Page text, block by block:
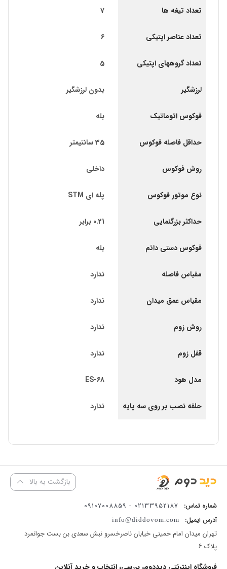
تعداد تیغه ها 7
تعداد عناصر اپتیکی 6
تعداد گروههای اپتیکی 5
لرزشگیر بدون لرزشگیر
فوکوس اتوماتیک بله
حداقل فاصله فوکوس 35 سانتیمتر
روش فوکوس داخلی
نوع موتور فوکوس پله ای STM
حداکثر بزرگنمایی 0.21 برابر
فوکوس دستی دائم بله
مقیاس فاصله ندارد
مقیاس عمق میدان ندارد
روش زوم ندارد
قفل زوم ندارد
مدل هود ES-68
حلقه نصب بر روی سه پایه ندارد
بازگشت به بالا
شماره تماس: 02133952187 - 09107008859
آدرس ایمیل: info@diddovom.com
تهران میدان امام خمینی خیابان ناصرخسرو نبش سعدی بن بست جوانمرد
پلاک ۶
فروشگاه اینترنتی دیددوم، بررسی، انتخاب و خرید آنلاین